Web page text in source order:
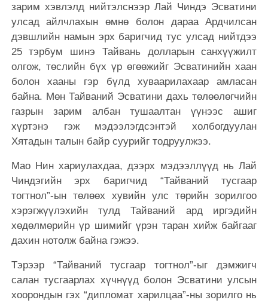
зарим хэвлэлд нийтэлснээр Лай Чиндэ Эсватини
улсад айлчлахын өмнө болон дараа Ардчилсан
дэвшлийн намын эрх баригчид тус улсад нийтдээ
25 тэрбум шинэ Тайвань долларын санхүүжилт
олгож, төслийн бүх үр өгөөжийг Эсватинийн хаан
болон хааны гэр бүлд хуваарилахаар амласан
байна. Мөн Тайваний Эсватини дахь төлөөлөгчийн
газрын зарим албан тушаалтан үүнээс ашиг
хүртэнэ гэж мэдээлэгдсэнтэй холбогдуулан
Хятадын талын байр суурийг тодруулжээ.
Мао Нин хариулахдаа, дээрх мэдээллүүд нь Лай
Чиндэгийн эрх баригчид “Тайваний тусгаар
тогтнол”-ын төлөөх хувийн улс төрийн зорилгоо
хэрэгжүүлэхийн тулд Тайваний ард иргэдийн
хөдөлмөрийн үр шимийг үрэн таран хийж байгааг
дахин нотолж байна гэжээ.
Тэрээр “Тайваний тусгаар тогтнол”-ыг дэмжигч
салан тусгаарлах хүчнүүд болон Эсватини улсын
хоорондын гэх “дипломат харилцаа”-ны зорилго нь